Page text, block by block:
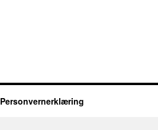
Personvernerklæring